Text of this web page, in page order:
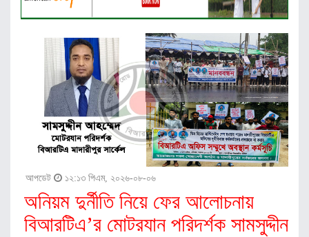
আপডেট ১২:১৩ পিএম, ২০২৬-০৮-০৬
অনিয়ম দুর্নীতি নিয়ে ফের আলোচনায়
বিআরটিএ’র মোটরযান পরিদর্শক সামসুদ্দীন